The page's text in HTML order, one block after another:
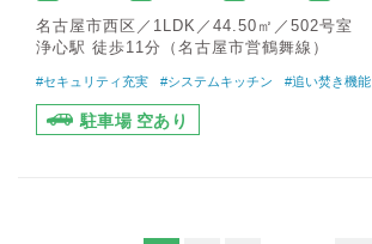
名古屋市西区／1LDK／44.50㎡／502号室
浄心駅 徒歩11分（名古屋市営鶴舞線）
#セキュリティ充実 #システムキッチン #追い焚き機能
駐車場 空あり